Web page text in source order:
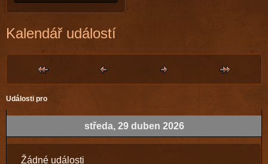
Kalendář událostí
Události pro
středa, 29 duben 2026
Žádné události